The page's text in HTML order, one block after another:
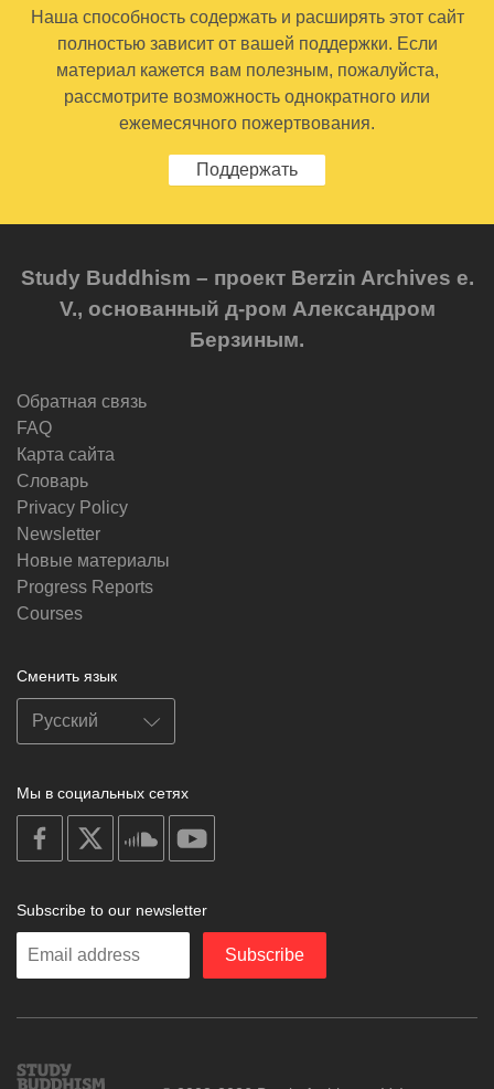
Наша способность содержать и расширять этот сайт
полностью зависит от вашей поддержки. Если
материал кажется вам полезным, пожалуйста,
рассмотрите возможность однократного или
ежемесячного пожертвования.
Поддержать
Study Buddhism – проект Berzin Archives e.
V., основанный д-ром Александром
Берзиным.
Обратная связь
FAQ
Карта сайта
Словарь
Privacy Policy
Newsletter
Новые материалы
Progress Reports
Courses
Сменить язык
Мы в социальных сетях
on
facebook
soundcloud
Subscribe to our newsletter
Enter
Subscribe
Study